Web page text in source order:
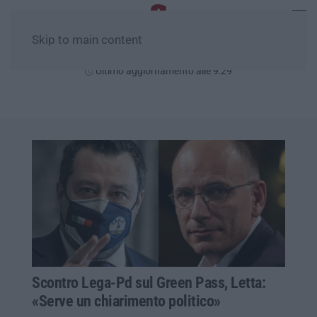
Skip to main content
Ultimo aggiornamento alle 9:29
Scontro Lega-Pd sul Green Pass, Letta:
«Serve un chiarimento politico»